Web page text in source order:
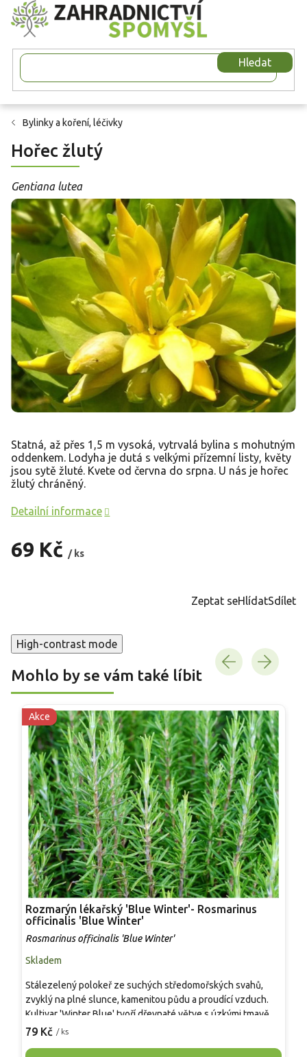
Přejít
na
obsah
Hledat
Bylinky a koření, léčivky
Hořec žlutý
Gentiana lutea
69 Kč / ks
Statná, až přes 1,5 m vysoká, vytrvalá bylina s mohutným
oddenkem. Lodyha je dutá s velkými přízemní listy, květy
jsou sytě žluté. Kvete od června do srpna. U nás je hořec
žlutý chráněný.
Detailní informace
Zeptat seHlídatSdílet
High-contrast mode
Mohlo by se vám také líbit
Akce
Rozmarýn lékařský 'Blue Winter'- Rosmarinus
officinalis 'Blue Winter'
Rosmarinus officinalis 'Blue Winter'
Skladem
79 Kč / ks
Stálezelený polokeř ze suchých středomořských svahů,
zvyklý na plné slunce, kamenitou půdu a proudící vzduch.
Kultivar 'Winter Blue' tvoří dřevnaté větve s úzkými tmavě
zelenými listy se světlejším rubem, bohatými na silice, po